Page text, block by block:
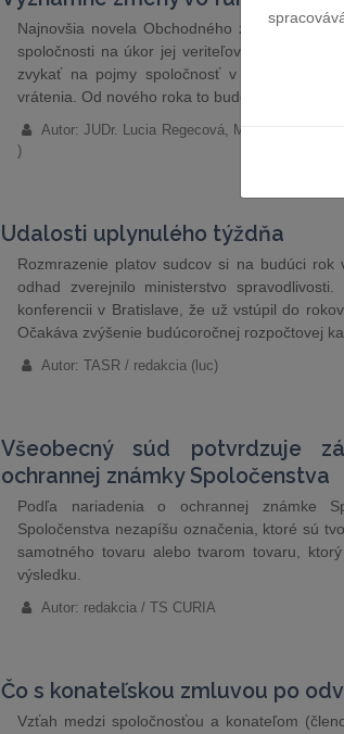
Najnovšia novela Obchodného zákonníka č.
spoločnosti na úkor jej veriteľov zavádza
zvykať na pojmy spoločnosť v kríze,
vrátenia. Od nového roka to budete potrebovať.
Autor: JUDr. Lucia Regecová, Mgr. Danica
)
Udalosti uplynulého týždňa
Rozmrazenie platov sudcov si na budúci
odhad zverejnilo ministerstvo
konferencii v Bratislave, že už vstúpil do
Očakáva zvýšenie budúcoročnej rozpočtovej
Autor: TASR / redakcia (luc)
Všeobecný súd potvrdzuje
ochrannej známky Spoločenstva
Podľa nariadenia o ochrannej známke
Spoločenstva nezapíšu označenia, ktoré sú
samotného tovaru alebo tvarom tovaru,
výsledku.
Autor: redakcia / TS CURIA
Čo s konateľskou zmluvou po
Vzťah medzi spoločnosťou a konateľom